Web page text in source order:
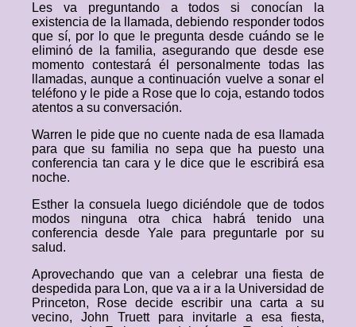
Les va preguntando a todos si conocían la
existencia de la llamada, debiendo responder todos
que sí, por lo que le pregunta desde cuándo se le
eliminó de la familia, asegurando que desde ese
momento contestará él personalmente todas las
llamadas, aunque a continuación vuelve a sonar el
teléfono y le pide a Rose que lo coja, estando todos
atentos a su conversación.
Warren le pide que no cuente nada de esa llamada
para que su familia no sepa que ha puesto una
conferencia tan cara y le dice que le escribirá esa
noche.
Esther la consuela luego diciéndole que de todos
modos ninguna otra chica habrá tenido una
conferencia desde Yale para preguntarle por su
salud.
Aprovechando que van a celebrar una fiesta de
despedida para Lon, que va a ir a la Universidad de
Princeton, Rose decide escribir una carta a su
vecino, John Truett para invitarle a esa fiesta,